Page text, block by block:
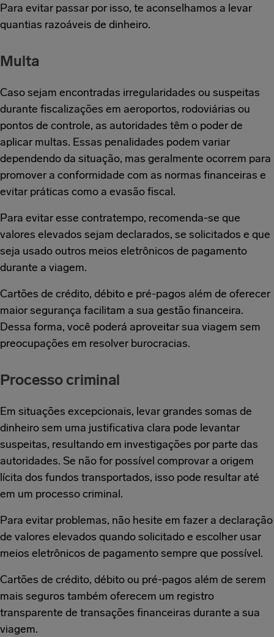
Para evitar passar por isso, te aconselhamos a levar
quantias razoáveis de dinheiro.
Multa
Caso sejam encontradas irregularidades ou suspeitas
durante fiscalizações em aeroportos, rodoviárias ou
pontos de controle, as autoridades têm o poder de
aplicar multas. Essas penalidades podem variar
dependendo da situação, mas geralmente ocorrem para
promover a conformidade com as normas financeiras e
evitar práticas como a evasão fiscal.
Para evitar esse contratempo, recomenda-se que
valores elevados sejam declarados, se solicitados e que
seja usado outros meios eletrônicos de pagamento
durante a viagem.
Cartões de crédito, débito e pré-pagos além de oferecer
maior segurança facilitam a sua gestão financeira.
Dessa forma, você poderá aproveitar sua viagem sem
preocupações em resolver burocracias.
Processo criminal
Em situações excepcionais, levar grandes somas de
dinheiro sem uma justificativa clara pode levantar
suspeitas, resultando em investigações por parte das
autoridades. Se não for possível comprovar a origem
lícita dos fundos transportados, isso pode resultar até
em um processo criminal.
Para evitar problemas, não hesite em fazer a declaração
de valores elevados quando solicitado e escolher usar
meios eletrônicos de pagamento sempre que possível.
Cartões de crédito, débito ou pré-pagos além de serem
mais seguros também oferecem um registro
transparente de transações financeiras durante a sua
viagem.